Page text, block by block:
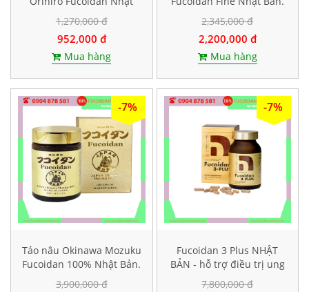
Bản. Hộp 90 viên
1,270,000 đ
952,000 đ
Mua hàng
Hộp 198 viên
2,345,000 đ
2,200,000 đ
Mua hàng
-7%
Tảo nâu Okinawa Mozuku
Fucoidan 100% Nhật Bản.
Hộp 100 viên
3,900,000 đ
-7%
Fucoidan 3 Plus NHẬT
BẢN - hỗ trợ điều trị ung
thư, tăng sức đề kháng
7,800,000 đ